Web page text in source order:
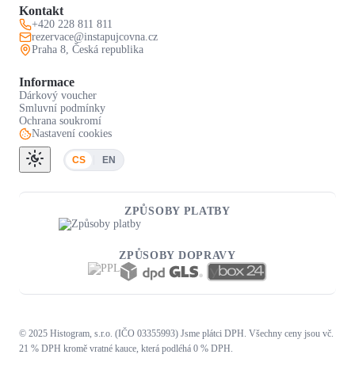
Kontakt
+420 228 811 811
rezervace@instapujcovna.cz
Praha 8, Česká republika
Informace
Dárkový voucher
Smluvní podmínky
Ochrana soukromí
Nastavení cookies
CS EN
ZPŮSOBY PLATBY
ZPŮSOBY DOPRAVY
© 2025 Histogram, s.r.o. (IČO 03355993) Jsme plátci DPH. Všechny ceny jsou vč.
21 % DPH kromě vratné kauce, která podléhá 0 % DPH.